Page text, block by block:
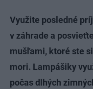
Využite posledné
v záhrade a
mušľami, ktoré ste
mori. Lampášiky
počas dlhých